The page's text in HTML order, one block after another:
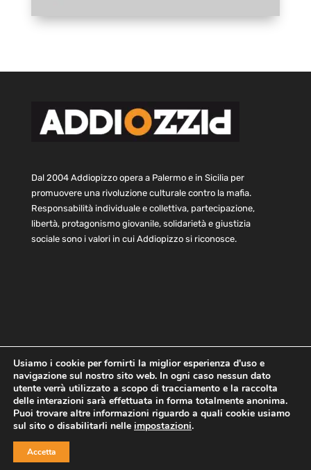
Dal 2004 Addiopizzo opera a Palermo e in Sicilia per
promuovere una rivoluzione culturale contro la mafia.
Responsabilità individuale e collettiva, partecipazione,
libertà, protagonismo giovanile, solidarietà e giustizia
sociale sono i valori in cui Addiopizzo si riconosce.
Home Statuto e bilancio
Contatti
Privacy
Cookie Child Protection Policy
Copyright © 2021 AddioPizzo | Tutti i diritti riservati | Sede
Usiamo i cookie per fornirti la miglior esperienza d'uso e
navigazione sul nostro sito web. In ogni caso nessun dato
utente verrà utilizzato a scopo di tracciamento e la raccolta
delle interazioni sarà effettuata in forma totalmente anonima.
Puoi trovare altre informazioni riguardo a quali cookie usiamo
sul sito o disabilitarli nelle impostazioni.
Accetta